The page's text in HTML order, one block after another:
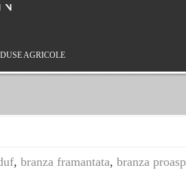
AGRICOLE
, branza framantata, branza